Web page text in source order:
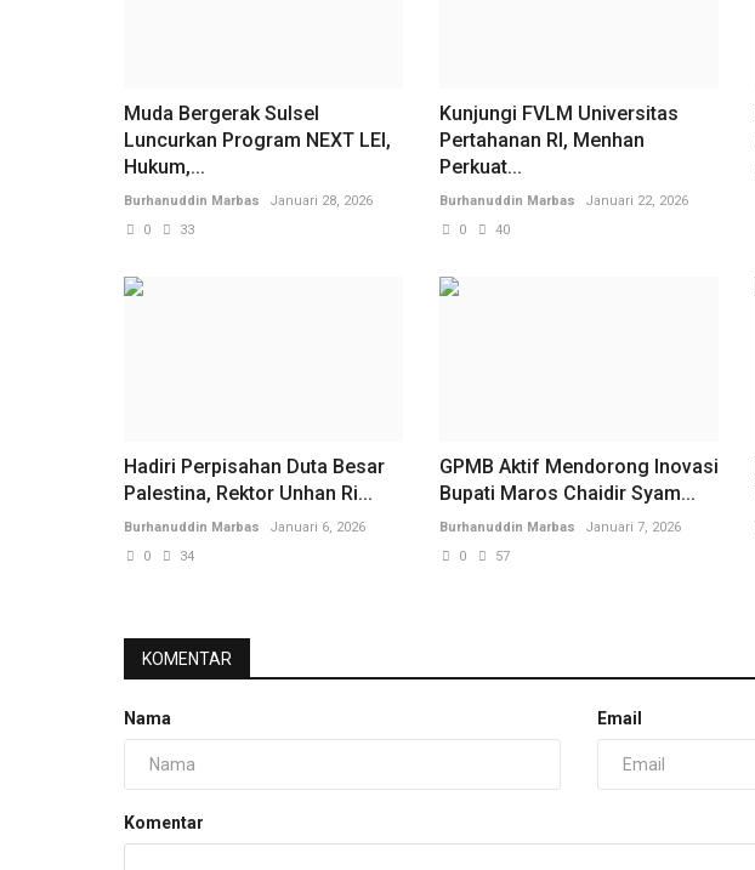
Muda Bergerak Sulsel
Luncurkan Program NEXT LEl,
Hukum,...
Burhanuddin Marbas
Januari 28, 2026
0
33
Kunjungi FVLM Universitas
Pertahanan RI, Menhan
Perkuat...
Burhanuddin Marbas
Januari 22, 2026
0
40
Hadiri Perpisahan Duta Besar
Palestina, Rektor Unhan Ri...
Burhanuddin Marbas
Januari 6, 2026
0
34
GPMB Aktif Mendorong Inovasi
Bupati Maros Chaidir Syam...
Burhanuddin Marbas
Januari 7, 2026
0
57
KOMENTAR
Nama Email
Komentar